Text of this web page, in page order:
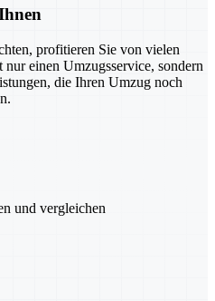
profitieren Sie von vielen
einen Umzugsservice, sondern
die Ihren Umzug noch
und vergleichen